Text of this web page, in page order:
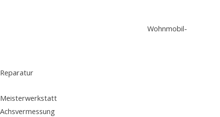
Wohnmobil-
Reparatur
Meisterwerkstatt
Achsvermessung